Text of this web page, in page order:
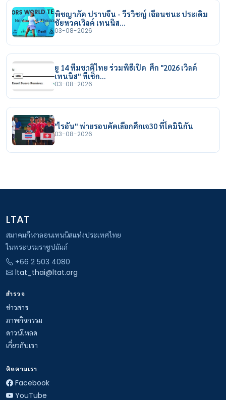
พิชญาภัค ปราบจีน - วีรวิชญ์ เฉือนชนะ ประเดิม
ชัยหวดเวิลด์ เทนนิส…
03-08-2026
ยู 14 ทีมชาติไทย ร่วมพิธีเปิด ศึก "2026 เวิลด์
เทนนิส" ที่เช็ก…
03-08-2026
"ไรอัน" พ่ายรอบคัดเลือกศึกเจ30 ที่โดมินิกัน
03-08-2026
LTAT
สมาคมกีฬาลอนเทนนิสแห่งประเทศไทย
ในพระบรมราชูปถัมภ์
+66 2 503 4080
ltat_thai@ltat.org
สำรวจ
ข่าวสาร
ภาพกิจกรรม
ดาวน์โหลด
เกี่ยวกับเรา
ติดตามเรา
Facebook
YouTube